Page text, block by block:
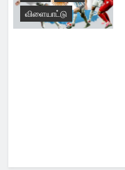
விளையாட்டு